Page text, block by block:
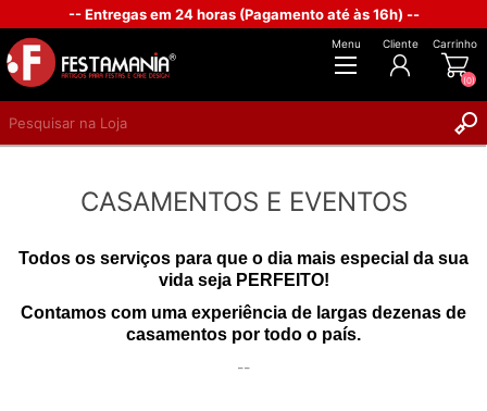
-- Entregas em 24 horas (Pagamento até às 16h) --
Menu Cliente
INICIAR SESSÃO
Carrinho
(0)
CASAMENTOS E EVENTOS
Todos os serviços para que o dia mais especial da sua
vida seja PERFEITO!
Contamos com uma experiência de largas dezenas de
casamentos por todo o país.
--